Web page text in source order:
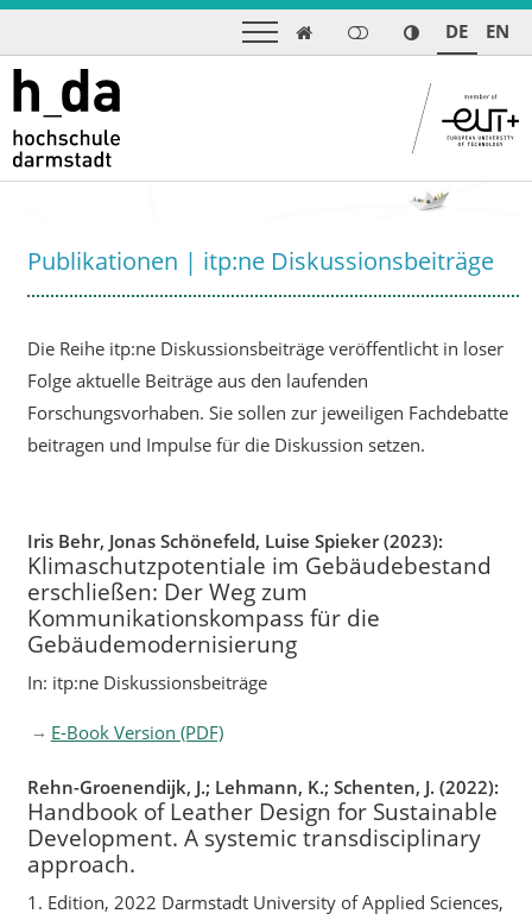
 DE EN
Publikationen | itp:ne Diskussionsbeiträge
Die Reihe itp:ne Diskussionsbeiträge veröffentlicht in loser
Folge aktuelle Beiträge aus den laufenden
Forschungsvorhaben. Sie sollen zur jeweiligen Fachdebatte
beitragen und Impulse für die Diskussion setzen.
Iris Behr, Jonas Schönefeld, Luise Spieker (2023):
Klimaschutzpotentiale im Gebäudebestand
erschließen: Der Weg zum
Kommunikationskompass für die
Gebäudemodernisierung
In: itp:ne Diskussionsbeiträge
E-Book Version (PDF)
Rehn-Groenendijk, J.; Lehmann, K.; Schenten, J. (2022):
Handbook of Leather Design for Sustainable
Development. A systemic transdisciplinary
approach.
1. Edition, 2022 Darmstadt University of Applied Sciences,